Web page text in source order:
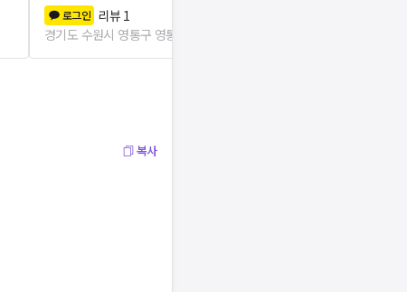
로그인 리뷰 1
경기도 수원시 영통구 영통3동
복사